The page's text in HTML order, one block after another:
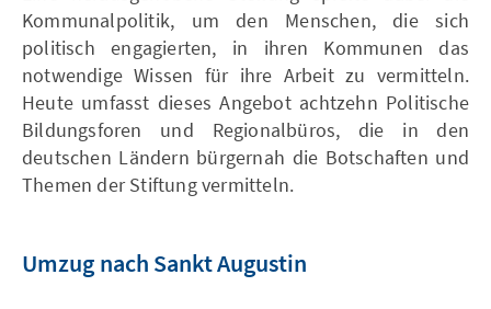
Kommunalpolitik, um den Menschen, die sich
politisch engagierten, in ihren Kommunen das
notwendige Wissen für ihre Arbeit zu vermitteln.
Heute umfasst dieses Angebot achtzehn Politische
Bildungsforen und Regionalbüros, die in den
deutschen Ländern bürgernah die Botschaften und
Themen der Stiftung vermitteln.
Umzug nach Sankt Augustin